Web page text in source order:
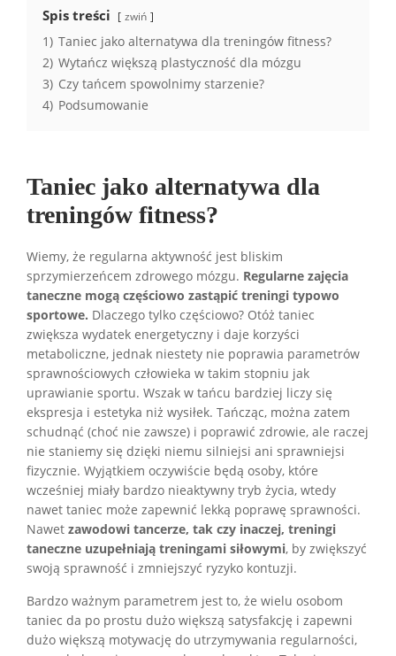
Spis treści zwiń
1) Taniec jako alternatywa dla treningów fitness?
2) Wytańcz większą plastyczność dla mózgu
3) Czy tańcem spowolnimy starzenie?
4) Podsumowanie
Taniec jako alternatywa dla
treningów fitness?
Wiemy, że regularna aktywność jest bliskim
sprzymierzeńcem zdrowego mózgu. Regularne zajęcia
taneczne mogą częściowo zastąpić treningi typowo
sportowe. Dlaczego tylko częściowo? Otóż taniec
zwiększa wydatek energetyczny i daje korzyści
metaboliczne, jednak niestety nie poprawia parametrów
sprawnościowych człowieka w takim stopniu jak
uprawianie sportu. Wszak w tańcu bardziej liczy się
ekspresja i estetyka niż wysiłek. Tańcząc, można zatem
schudnąć (choć nie zawsze) i poprawić zdrowie, ale raczej
nie staniemy się dzięki niemu silniejsi ani sprawniejsi
fizycznie. Wyjątkiem oczywiście będą osoby, które
wcześniej miały bardzo nieaktywny tryb życia, wtedy
nawet taniec może zapewnić lekką poprawę sprawności.
Nawet zawodowi tancerze, tak czy inaczej, treningi
taneczne uzupełniają treningami siłowymi, by zwiększyć
swoją sprawność i zmniejszyć ryzyko kontuzji.
Bardzo ważnym parametrem jest to, że wielu osobom
taniec da po prostu dużo większą satysfakcję i zapewni
dużo większą motywację do utrzymywania regularności,